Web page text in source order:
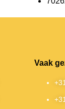
Vaak